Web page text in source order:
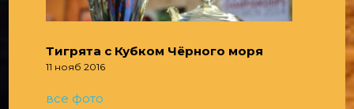
Тигрята с Кубком Чёрного моря
11 нояб 2016
все фото